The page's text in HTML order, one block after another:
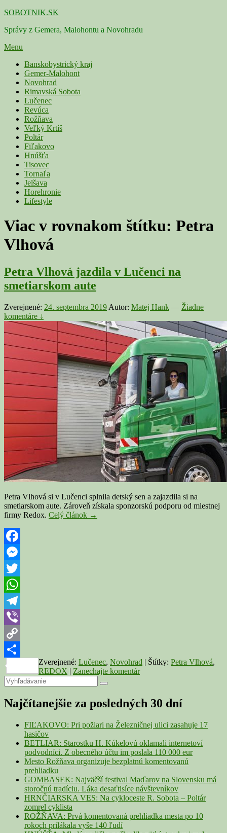
Skip
content
SOBOTNIK.SK
Správy z Gemera, Malohontu a Novohradu
Menu
Primárne
menu
Banskobystrický kraj
Gemer-Malohont
Novohrad
Rimavská Sobota
Lučenec
Revúca
Rožňava
Veľký Krtíš
Poltár
Fiľakovo
Hnúšťa
Tisovec
Tornaľa
Jelšava
Horehronie
Lifestyle
Viac v rovnakom štítku: Petra
Vlhová
Petra Vlhová jazdila v Lučenci na
smetiarskom aute
Zverejnené: 24. septembra 2019 Autor: Matej Hank — Žiadne
komentáre ↓
Petra Vlhová si v Lučenci splnila detský sen a zajazdila si na
smetiarskom aute. Zároveň získala sponzorskú podporu od miestnej
firmy Redox. Celý článok Petra
→
Facebook
Messenger
Twitter
WhatsApp
Telegram
Viber
Copy
Link
Share
Zverejnené: Lučenec, Novohrad | Štítky: Petra Vlhová,
REDOX | Zanechajte komentár
Primary
Sidebar
Widget
Area
Search
for:
Search
Najčítanejšie za posledných 30 dní
FIĽAKOVO: Pri požiari na Železničnej ulici zasahuje 17
hasičov
BETLIAR: Starostku H. Kúkelovú oklamali internetoví
podvodníci. Z obecného účtu im poslala 110 000 eur
Mesto Rožňava organizuje bezplatnú komentovanú
prehliadku
GOMBASEK: Najväčší festival Maďarov na Slovensku má
storočnú tradíciu. Láka desaťtisíce návštevníkov
HRNČIARSKA VES: Na cykloceste R. Sobota – Poltár
zomrel cyklista
ROŽŇAVA: Prvá komentovaná prehliadka mesta po 10
rokoch prilákala vyše 140 ľudí